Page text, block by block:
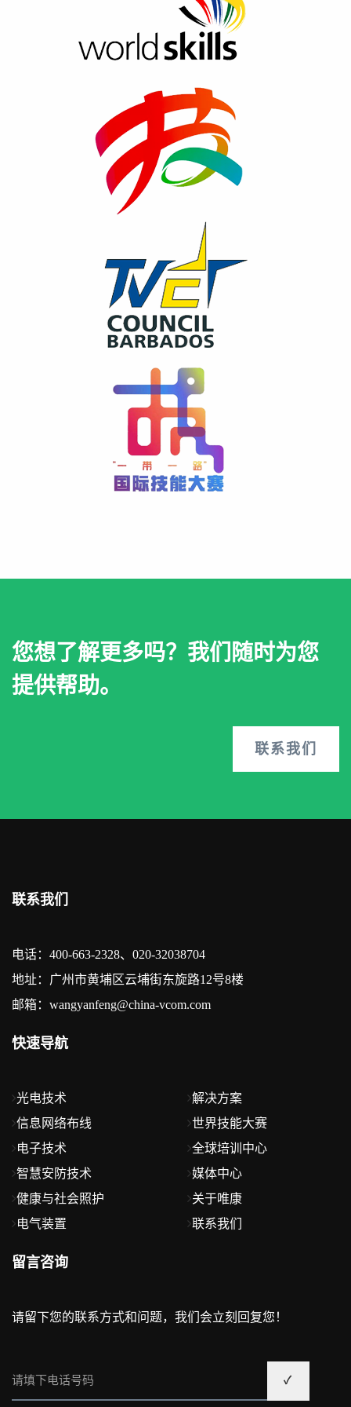
您想了解更多吗？我们随时为您
提供帮助。
联系我们
联系我们
电话：400-663-2328、020-32038704
地址：广州市黄埔区云埔街东旋路12号8楼
邮箱：wangyanfeng@china-vcom.com
快速导航
光电技术
信息网络布线
电子技术
智慧安防技术
健康与社会照护
电气装置
解决方案
世界技能大赛
全球培训中心
媒体中心
关于唯康
联系我们
留言咨询
请留下您的联系方式和问题，我们会立刻回复您！